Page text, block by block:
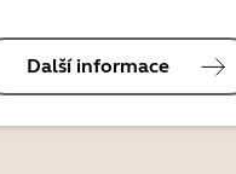
Další informace